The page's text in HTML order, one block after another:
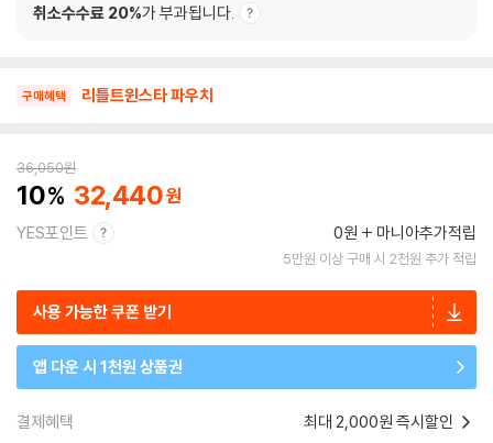
취소수수료 20%가 부과됩니다.
구매혜택 리틀트윈스타 파우치
36,050원
10 32,440
YES포인트 0원 마니아추가적립
5만원 이상 구매 시 2천원 추가 적립
사용 가능한 쿠폰 받기
앱 다운 시 1천원 상품권
결제혜택 최대 2,000원 즉시할인